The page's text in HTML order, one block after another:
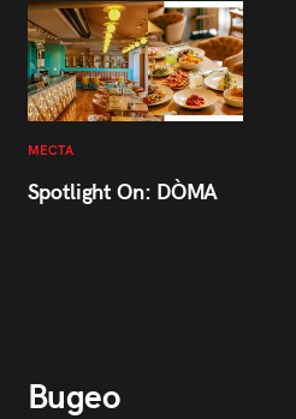
МЕСТА
Spotlight On: DÒMA
Видео